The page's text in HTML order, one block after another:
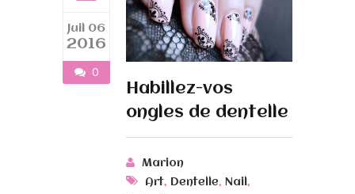
Juil 06
2016
0
Habillez-vos
ongles de dentelle
Marion
Art, Dentelle, Nail ,